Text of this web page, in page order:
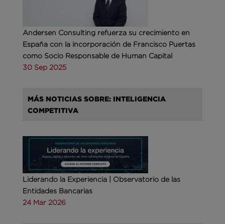
Andersen Consulting refuerza su crecimiento en
España con la incorporación de Francisco Puertas
como Socio Responsable de Human Capital
30 Sep 2025
MÁS NOTICIAS SOBRE: INTELIGENCIA
COMPETITIVA
Liderando la Experiencia | Observatorio de las
Entidades Bancarias
24 Mar 2026